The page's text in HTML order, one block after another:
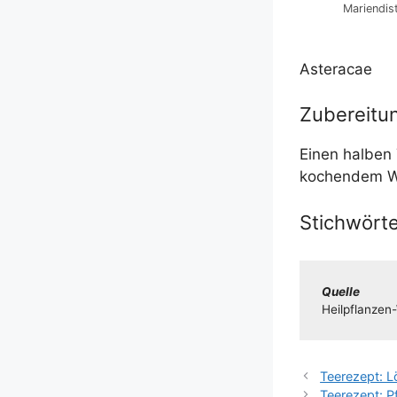
Asteracae
Einen
kochen­dem
Quel­le
Teerezept: